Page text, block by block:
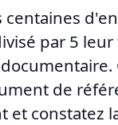
centaines
par 5
de
et constatez